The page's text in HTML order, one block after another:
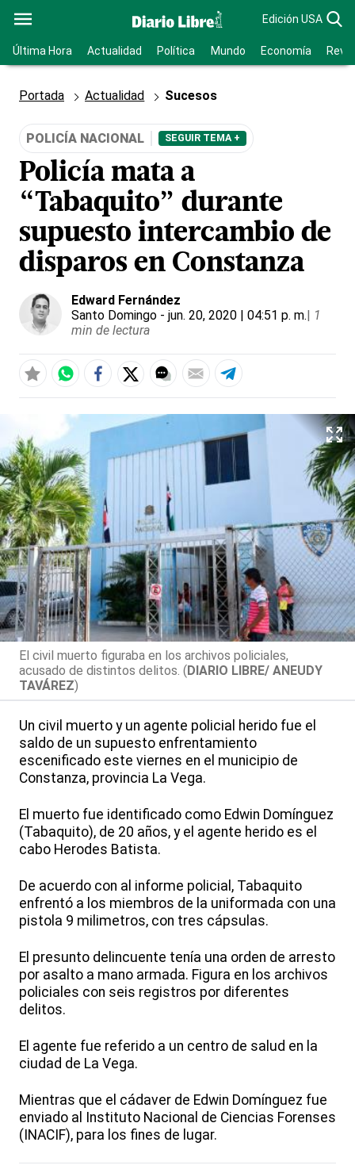
Edición USA
Última Hora Actualidad Política Mundo Economía
Portada Actualidad Sucesos
POLICÍA NACIONAL SEGUIR TEMA +
Policía mata a
“Tabaquito” durante
supuesto intercambio de
disparos en Constanza
Edward Fernández
Santo Domingo - jun. 20, 2020 | 04:51 p. m.| 1
min de lectura
El civil muerto figuraba en los archivos policiales,
acusado de distintos delitos. (DIARIO LIBRE/ ANEUDY
TAVÁREZ)
Un civil muerto y un agente policial herido fue el
saldo de un supuesto enfrentamiento
escenificado este viernes en el municipio de
Constanza, provincia La Vega.
El muerto fue identificado como Edwin Domínguez
(Tabaquito), de 20 años, y el agente herido es el
cabo Herodes Batista.
De acuerdo con al informe policial, Tabaquito
enfrentó a los miembros de la uniformada con una
pistola 9 milimetros, con tres cápsulas.
El presunto delincuente tenía una orden de arresto
por asalto a mano armada. Figura en los archivos
policiales con seis registros por diferentes
delitos.
El agente fue referido a un centro de salud en la
ciudad de La Vega.
Mientras que el cádaver de Edwin Domínguez fue
enviado al Instituto Nacional de Ciencias Forenses
(INACIF), para los fines de lugar.